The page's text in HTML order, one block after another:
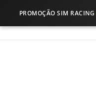
PROMOÇÃO SIM RACING